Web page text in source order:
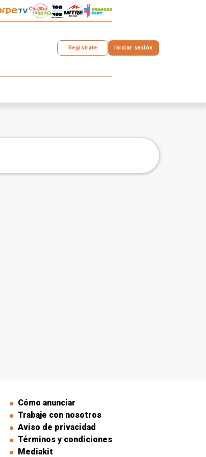
Registrate Iniciar sesión
Cómo anunciar
Trabaje con nosotros
Aviso de privacidad
Términos y condiciones
Mediakit